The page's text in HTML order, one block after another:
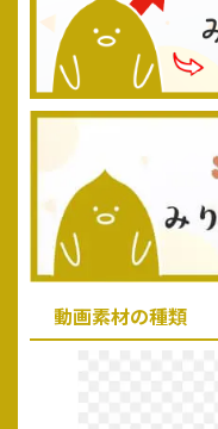
動画素材の種類